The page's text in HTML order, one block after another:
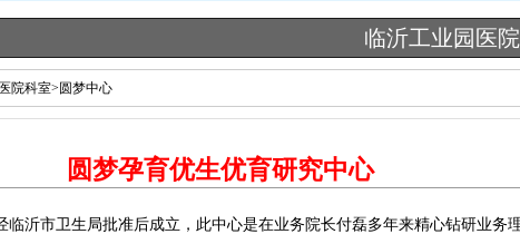
临沂工业园医院《出生
医院科室> 圆梦中心
圆梦孕育优生优育研究中心
临沂市卫生局批准后成立，此中心是在业务院长付磊多年来精心钻研业务